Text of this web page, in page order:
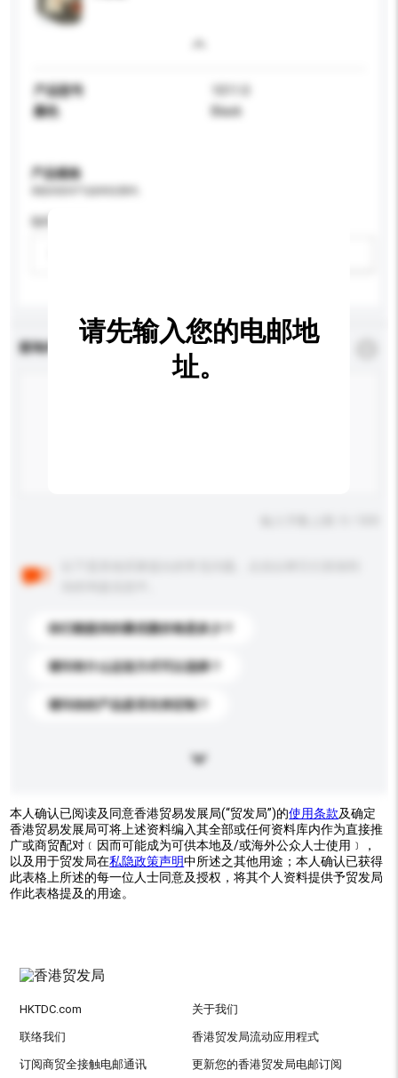
产品型号
颜色
Black
产品规格
咖啡因类型
查询内容 * 必须填写
你们能提供的最优惠价格是多少？
请问有什么运送方式可以选择？
请问你的产品是否支持定制？
请先输入您的电邮地
址。
本人确认已阅读及同意香港贸易发展局(“贸发局”)的使用条款及确定
香港贸易发展局可将上述资料编入其全部或任何资料库内作为直接推
广或商贸配对﹝因而可能成为可供本地及/或海外公众人士使用﹞，
以及用于贸发局在私隐政策声明中所述之其他用途；本人确认已获得
此表格上所述的每一位人士同意及授权，将其个人资料提供予贸发局
作此表格提及的用途。
HKTDC.com 关于我们
联络我们 香港贸发局流动应用程式
订阅商贸全接触电邮通讯 更新您的香港贸发局电邮订阅